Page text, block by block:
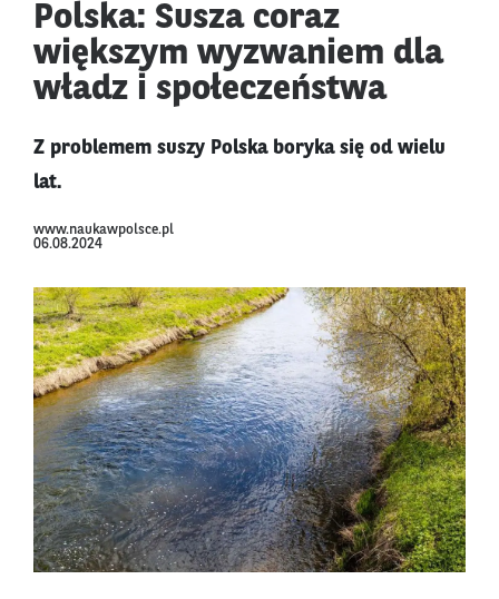
Polska: Susza coraz
większym wyzwaniem dla
władz i społeczeństwa
Z problemem suszy Polska boryka się od wielu
lat.
www.naukawpolsce.pl
06.08.2024